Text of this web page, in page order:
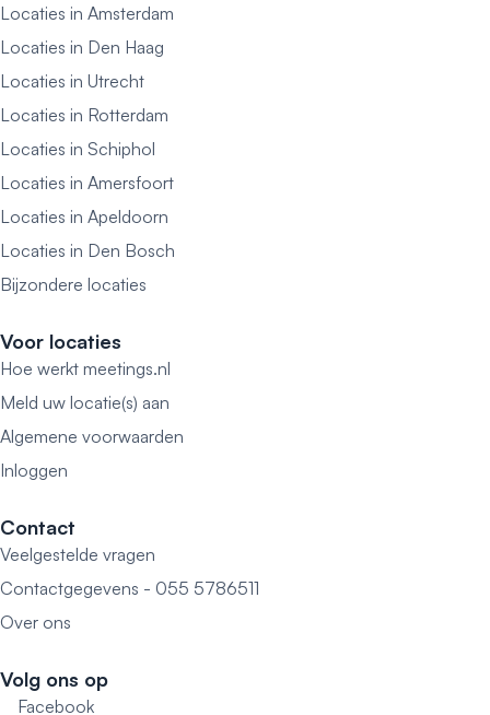
Locaties in Amsterdam
Locaties in Den Haag
Locaties in Utrecht
Locaties in Rotterdam
Locaties in Schiphol
Locaties in Amersfoort
Locaties in Apeldoorn
Locaties in Den Bosch
Bijzondere locaties
Voor locaties
Hoe werkt meetings.nl
Meld uw locatie(s) aan
Algemene voorwaarden
Inloggen
Contact
Veelgestelde vragen
Contactgegevens - 055 5786511
Over ons
Volg ons op
Facebook